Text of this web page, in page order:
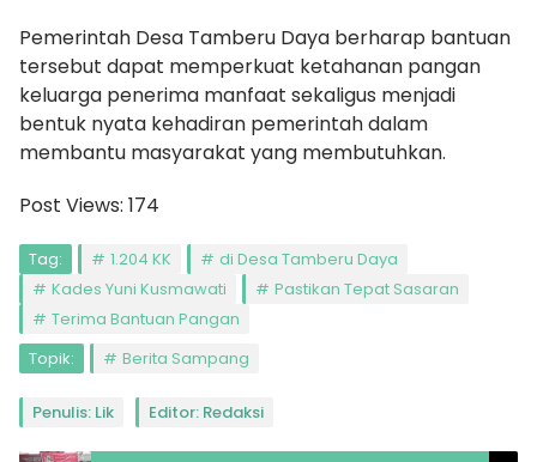
Pemerintah Desa Tamberu Daya berharap bantuan
tersebut dapat memperkuat ketahanan pangan
keluarga penerima manfaat sekaligus menjadi
bentuk nyata kehadiran pemerintah dalam
membantu masyarakat yang membutuhkan.
Post Views: 174
Tag: 1.204 KK
di Desa Tamberu Daya
Kades Yuni Kusmawati
Pastikan Tepat Sasaran
Terima Bantuan Pangan
Topik:
Berita Sampang
Penulis: Lik Editor: Redaksi